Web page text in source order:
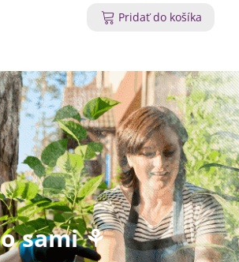
Pridať do košíka
sami ⚘